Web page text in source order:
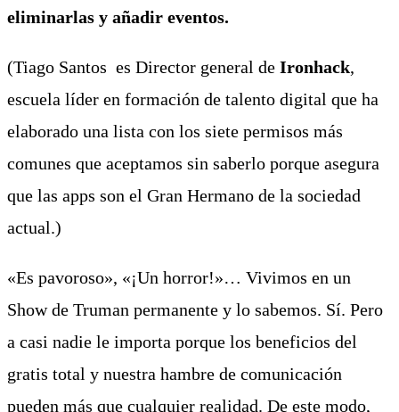
eliminarlas y añadir eventos.
(Tiago Santos es Director general de Ironhack,
escuela líder en formación de talento digital que ha
elaborado una lista con los siete permisos más
comunes que aceptamos sin saberlo porque asegura
que las apps son el Gran Hermano de la sociedad
actual.)
«Es pavoroso», «¡Un horror!»… Vivimos en un
Show de Truman permanente y lo sabemos. Sí. Pero
a casi nadie le importa porque los beneficios del
gratis total y nuestra hambre de comunicación
pueden más que cualquier realidad. De este modo,